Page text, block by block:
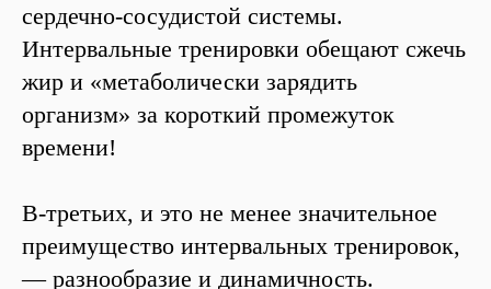
сердечно-сосудистой системы.
Интервальные тренировки обещают сжечь
жир и «метаболически зарядить
организм» за короткий промежуток
времени!
В-третьих, и это не менее значительное
преимущество интервальных тренировок,
— разнообразие и динамичность.